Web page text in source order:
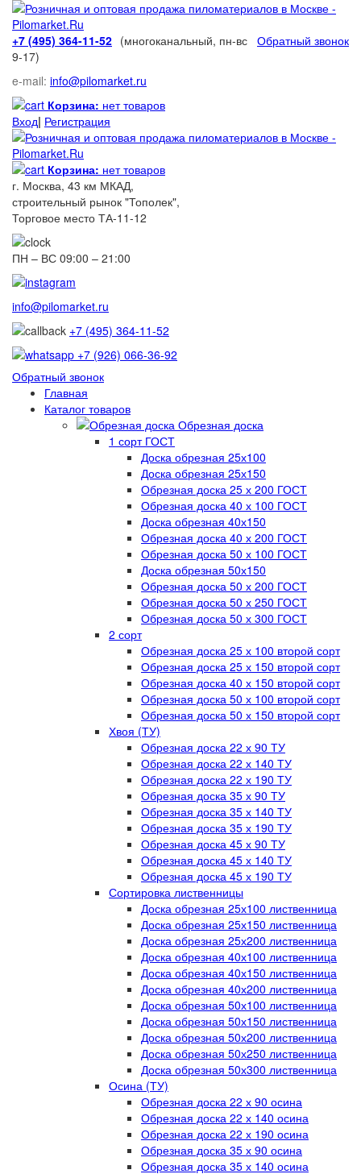
+7 (495) 364-11-52 Обратный звонок
(многоканальный, пн-вс
9-17)
e-mail: info@pilomarket.ru
Корзина: нет товаров
Вход| Регистрация
Корзина: нет товаров
г. Москва, 43 км МКАД,
строительный рынок "Тополек",
Торговое место ТА-11-12
ПН – ВС 09:00 – 21:00
info@pilomarket.ru
+7 (495) 364-11-52
+7 (926) 066-36-92
Обратный звонок
Главная
Каталог товаров
Обрезная доска
1 сорт ГОСТ
Доска обрезная 25х100
Доска обрезная 25х150
Обрезная доска 25 х 200 ГОСТ
Обрезная доска 40 х 100 ГОСТ
Доска обрезная 40х150
Обрезная доска 40 х 200 ГОСТ
Обрезная доска 50 х 100 ГОСТ
Доска обрезная 50х150
Обрезная доска 50 х 200 ГОСТ
Обрезная доска 50 х 250 ГОСТ
Обрезная доска 50 х 300 ГОСТ
2 сорт
Обрезная доска 25 х 100 второй сорт
Обрезная доска 25 х 150 второй сорт
Обрезная доска 40 х 150 второй сорт
Обрезная доска 50 х 100 второй сорт
Обрезная доска 50 х 150 второй сорт
Хвоя (ТУ)
Обрезная доска 22 х 90 ТУ
Обрезная доска 22 х 140 ТУ
Обрезная доска 22 х 190 ТУ
Обрезная доска 35 х 90 ТУ
Обрезная доска 35 х 140 ТУ
Обрезная доска 35 х 190 ТУ
Обрезная доска 45 х 90 ТУ
Обрезная доска 45 х 140 ТУ
Обрезная доска 45 х 190 ТУ
Сортировка лиственницы
Доска обрезная 25х100 лиственница
Доска обрезная 25х150 лиственница
Доска обрезная 25х200 лиственница
Доска обрезная 40х100 лиственница
Доска обрезная 40х150 лиственница
Доска обрезная 40х200 лиственница
Доска обрезная 50х100 лиственница
Доска обрезная 50х150 лиственница
Доска обрезная 50х200 лиственница
Доска обрезная 50х250 лиственница
Доска обрезная 50х300 лиственница
Осина (ТУ)
Обрезная доска 22 х 90 осина
Обрезная доска 22 х 140 осина
Обрезная доска 22 х 190 осина
Обрезная доска 35 х 90 осина
Обрезная доска 35 х 140 осина